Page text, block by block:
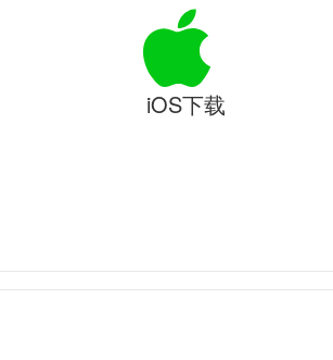
iOS下载